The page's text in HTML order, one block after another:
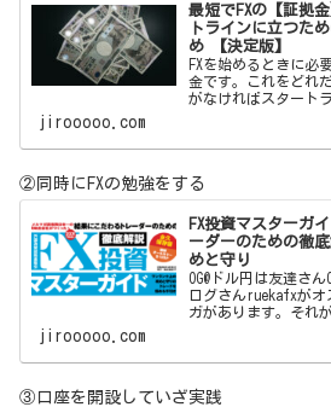
最短でFXの【証拠
トラインに立つた
め 【決定版】
FXを始めるときに必
金です。これをどれ
がなければスタート
回はその証拠金の作
向きやそうでないも
いきます。 j…
jirooooo.com
②同時にFXの勉強をする
FX投資マスターガ
ーダーのための徹
めと守り
OG@ドル円は友達さ
ログさんruekafxがオ
ガがあります。そ
【無料】現役プロト
資E-BOOK図解オー
jirooooo.com
③口座を開設していざ実践